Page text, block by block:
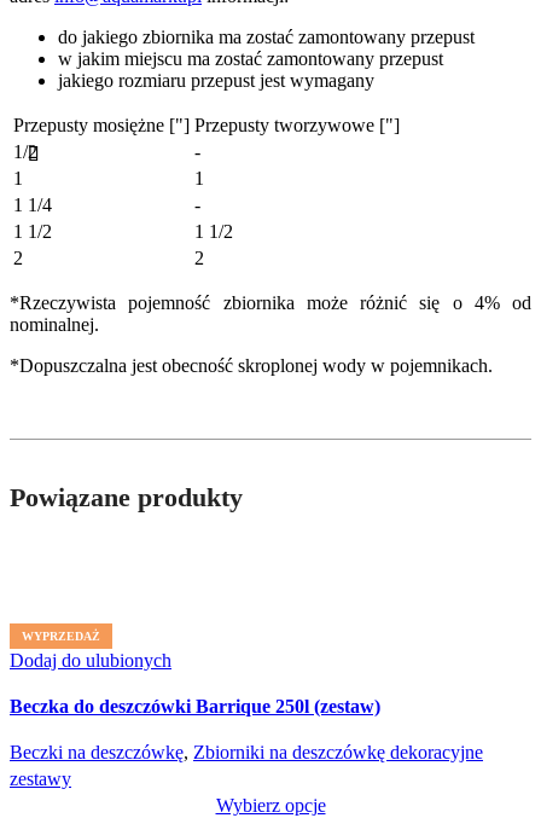
do jakiego zbiornika ma zostać zamontowany przepust
w jakim miejscu ma zostać zamontowany przepust
jakiego rozmiaru przepust jest wymagany
Przepusty mosiężne ["] Przepusty tworzywowe ["]
1/2
-
1
1
1 1/4
-
1 1/2
1 1/2
2
2
*Rzeczywista pojemność zbiornika może różnić się o 4% od
nominalnej.
*Dopuszczalna jest obecność skroplonej wody w pojemnikach.
Powiązane produkty
WYPRZEDAŻ
Dodaj do ulubionych
Beczka do deszczówki Barrique 250l (zestaw)
Beczki na deszczówkę, Zbiorniki na deszczówkę dekoracyjne
zestawy
Wybierz opcje